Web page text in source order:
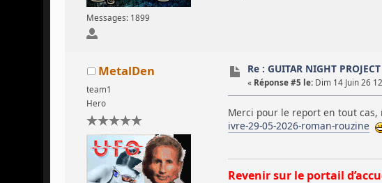
Messages: 1899
MetalDen
team1
Hero
Re : GUITAR NIGHT PROJECT
« Réponse #5 le: Dim 14 Juin 26
Merci pour le report en tout
ivre-29-05-2026-roman-rouzine
Revenir sur le portail